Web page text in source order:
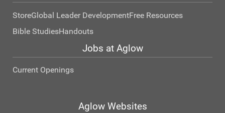
StoreGlobal Leader DevelopmentFree Resources
Bible StudiesHandouts
Jobs at Aglow
Current Openings
Aglow Websites